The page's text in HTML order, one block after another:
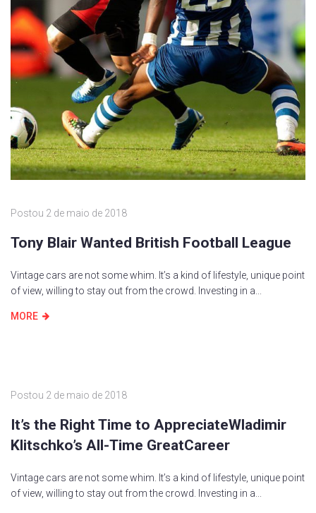
Postou 2 de maio de 2018
Tony Blair Wanted British Football League
Vintage cars are not some whim. It’s a kind of lifestyle, unique point
of view, willing to stay out from the crowd. Investing in a...
MORE
Postou 2 de maio de 2018
It’s the Right Time to AppreciateWladimir
Klitschko’s All-Time GreatCareer
Vintage cars are not some whim. It’s a kind of lifestyle, unique point
of view, willing to stay out from the crowd. Investing in a...